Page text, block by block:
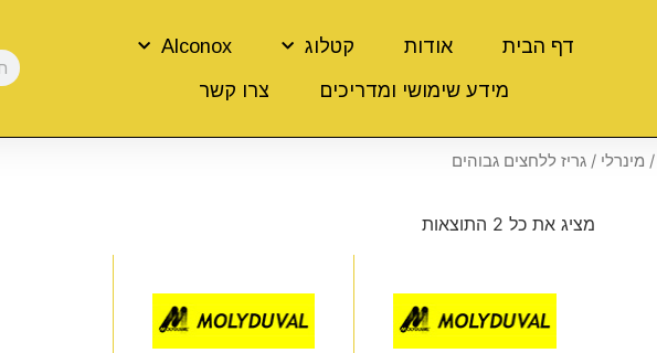
דף הבית אודות קטלוג
Alconox
מידע שימושי ומדריכים
צרו קשר
/ מינרלי / גריז ללחצים גבוהים
מציג את כל 2 התוצאות